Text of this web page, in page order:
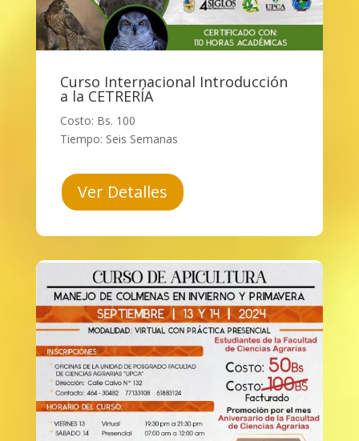
Curso Internacional Introducción
a la CETRERÍA
Costo: Bs. 100
Tiempo: Seis Semanas
Ver Detalles